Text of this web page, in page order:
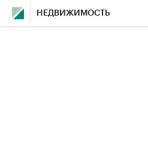
НЕДВИЖИМОСТЬ